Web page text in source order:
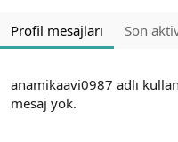
Profil mesajları Son
anamikaavi0987 adlı
mesaj yok.